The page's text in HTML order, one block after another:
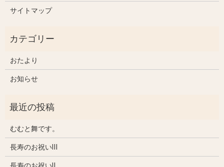
サイトマップ
おたより
お知らせ
むむと舞です。
長寿のお祝いⅢ